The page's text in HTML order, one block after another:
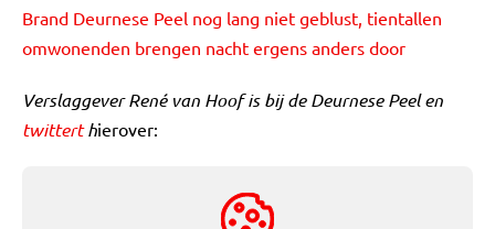
Brand Deurnese Peel nog lang niet geblust, tientallen
omwonenden brengen nacht ergens anders door
Verslaggever René van Hoof is bij de Deurnese Peel en
twitterthierover: